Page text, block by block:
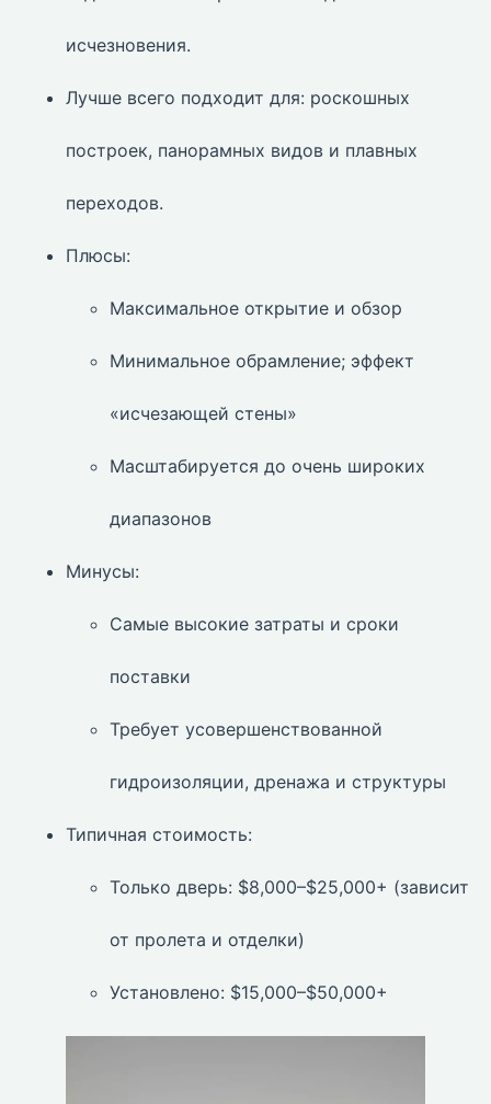
исчезновения.
Лучше всего подходит для: роскошных
построек, панорамных видов и плавных
переходов.
Плюсы:
Максимальное открытие и обзор
Минимальное обрамление; эффект
«исчезающей стены»
Масштабируется до очень широких
диапазонов
Минусы:
Самые высокие затраты и сроки
поставки
Требует усовершенствованной
гидроизоляции, дренажа и структуры
Типичная стоимость:
Только дверь: $8,000–$25,000+ (зависит
от пролета и отделки)
Установлено: $15,000–$50,000+